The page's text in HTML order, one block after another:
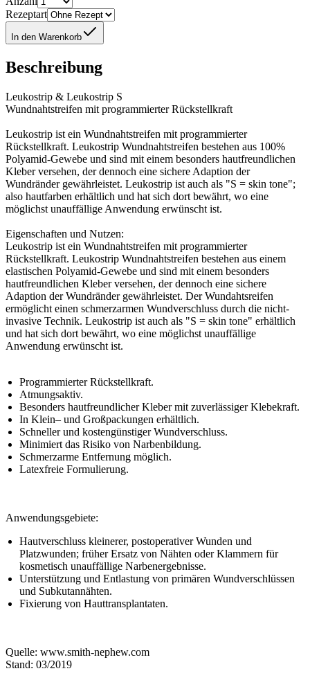
Rezeptart
In den Warenkorb
Beschreibung
Leukostrip & Leukostrip S
Wundnahtstreifen mit programmierter Rückstellkraft
Leukostrip ist ein Wundnahtstreifen mit programmierter
Rückstellkraft. Leukostrip Wundnahtstreifen bestehen aus 100%
Polyamid-Gewebe und sind mit einem besonders hautfreundlichen
Kleber versehen, der dennoch eine sichere Adaption der
Wundränder gewährleistet. Leukostrip ist auch als "S = skin tone";
also hautfarben erhältlich und hat sich dort bewährt, wo eine
möglichst unauffällige Anwendung erwünscht ist.
Eigenschaften und Nutzen:
Leukostrip ist ein Wundnahtstreifen mit programmierter
Rückstellkraft. Leukostrip Wundnahtstreifen bestehen aus einem
elastischen Polyamid-Gewebe und sind mit einem besonders
hautfreundlichen Kleber versehen, der dennoch eine sichere
Adaption der Wundränder gewährleistet. Der Wundahtsreifen
ermöglicht einen schmerzarmen Wundverschluss durch die nicht-
invasive Technik. Leukostrip ist auch als "S = skin tone" erhältlich
und hat sich dort bewährt, wo eine möglichst unauffällige
Anwendung erwünscht ist.
Programmierter Rückstellkraft.
Atmungsaktiv.
Besonders hautfreundlicher Kleber mit zuverlässiger Klebekraft.
In Klein– und Großpackungen erhältlich.
Schneller und kostengünstiger Wundverschluss.
Minimiert das Risiko von Narbenbildung.
Schmerzarme Entfernung möglich.
Latexfreie Formulierung.
Anwendungsgebiete:
Hautverschluss kleinerer, postoperativer Wunden und
Platzwunden; früher Ersatz von Nähten oder Klammern für
kosmetisch unauffällige Narbenergebnisse.
Unterstützung und Entlastung von primären Wundverschlüssen
und Subkutannähten.
Fixierung von Hauttransplantaten.
Quelle: www.smith-nephew.com
Stand: 03/2019